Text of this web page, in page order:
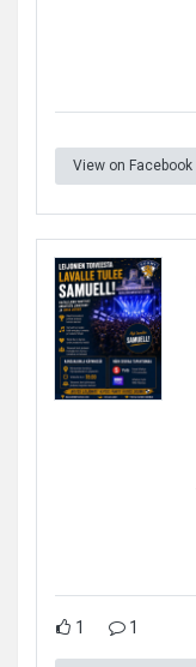
View on Facebook
1 1